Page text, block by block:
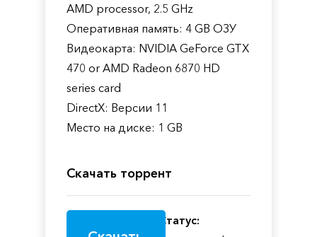
AMD processor, 2.5 GHz
Оперативная память: 4 GB ОЗУ
Видеокарта: NVIDIA GeForce GTX
470 or AMD Radeon 6870 HD
series card
DirectX: Версии 11
Место на диске: 1 GB
Скачать торрент
Статус: